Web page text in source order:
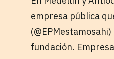
empresa pública
fundación.